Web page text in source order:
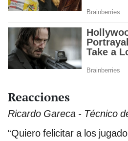
Reacciones
Ricardo Gareca - Técnico
“Quiero felicitar a los